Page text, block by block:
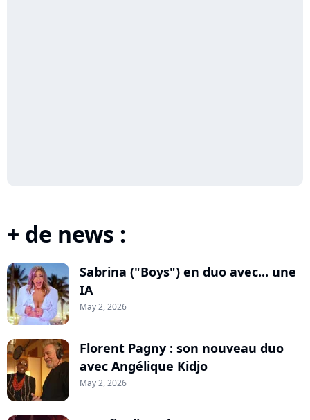
+ de news :
Sabrina ("Boys") en duo avec... une
IA
May 2, 2026
Florent Pagny : son nouveau duo
avec Angélique Kidjo
May 2, 2026